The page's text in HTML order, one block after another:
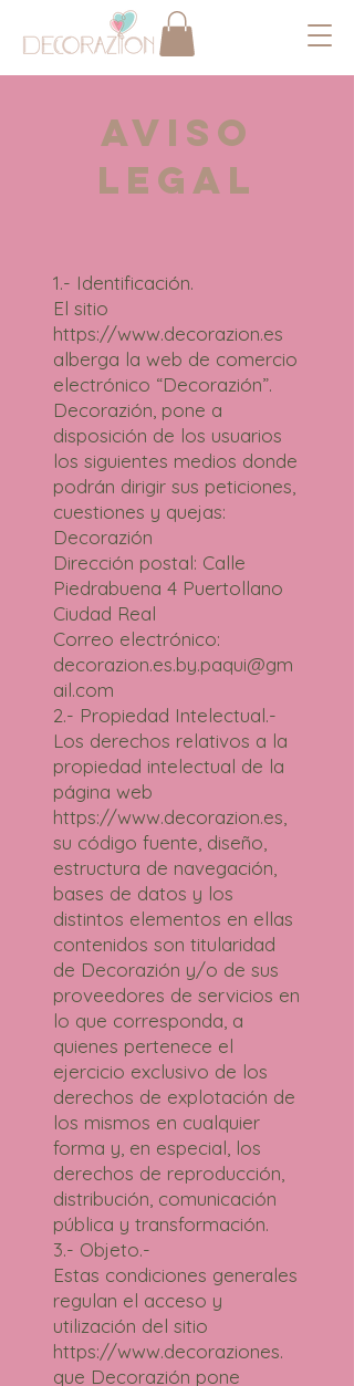
AVISO
LEGAL
1.- Identificación.
El sitio
https://www.decorazion.es
alberga la web de comercio
electrónico “Decorazión”.
Decorazión, pone a
disposición de los usuarios
los siguientes medios donde
podrán dirigir sus peticiones,
cuestiones y quejas:
Decorazión
Dirección postal: Calle
Piedrabuena 4 Puertollano
Ciudad Real
Correo electrónico:
decorazion.es.by.paqui@gm
ail.com
2.- Propiedad Intelectual.-
Los derechos relativos a la
propiedad intelectual de la
página web
https://www.decorazion.es,
su código fuente, diseño,
estructura de navegación,
bases de datos y los
distintos elementos en ellas
contenidos son titularidad
de Decorazión y/o de sus
proveedores de servicios en
lo que corresponda, a
quienes pertenece el
ejercicio exclusivo de los
derechos de explotación de
los mismos en cualquier
forma y, en especial, los
derechos de reproducción,
distribución, comunicación
pública y transformación.
3.- Objeto.-
Estas condiciones generales
regulan el acceso y
utilización del sitio
https://www.decoraziones.
que Decorazión pone